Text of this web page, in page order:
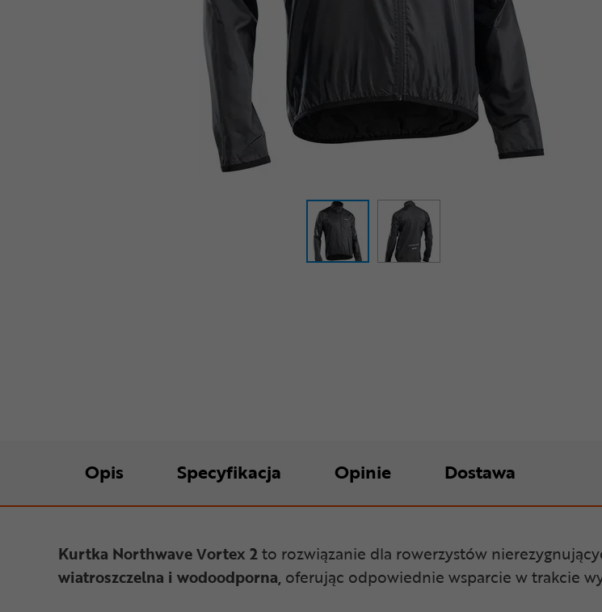
Opis Specyfikacja Opinie Dostawa
Kurtka Northwave Vortex 2to rozwiązanie dla rowerzystów
wiatroszczelna i wodoodporna, oferując odpowiednie wsparcie w trakcie